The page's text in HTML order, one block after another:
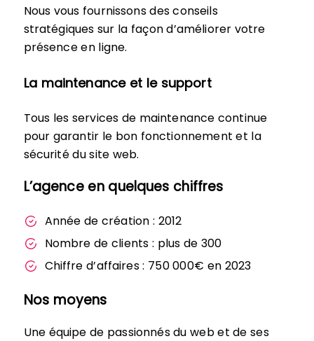
Nous vous fournissons des conseils
stratégiques sur la façon d’améliorer votre
présence en ligne.
La maintenance et le support
Tous les services de maintenance continue
pour garantir le bon fonctionnement et la
sécurité du site web.
L’agence en quelques chiffres
Année de création : 2012
Nombre de clients : plus de 300
Chiffre d’affaires : 750 000€ en 2023
Nos moyens
Une équipe de passionnés du web et de ses